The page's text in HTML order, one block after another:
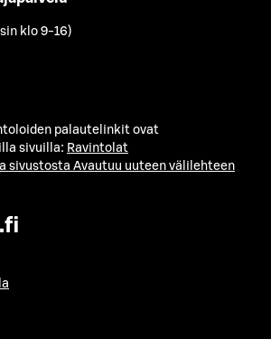
klo 9-16)
palautelinkit ovat
sivuilla: Ravintolat
sivustosta Avautuu uuteen välilehteen